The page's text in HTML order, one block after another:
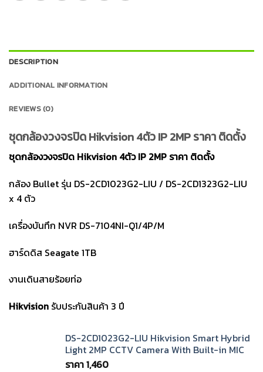
DESCRIPTION
ADDITIONAL INFORMATION
REVIEWS (0)
ชุดกล้องวงจรปิด Hikvision 4ตัว IP 2MP ราคา ติดตั้ง
ชุดกล้องวงจรปิด Hikvision 4ตัว IP 2MP ราคา ติดตั้ง
กล้อง Bullet รุ่น DS-2CD1023G2-LIU / DS-2CD1323G2-LIU
x 4 ตัว
เครื่องบันทึก NVR DS-7104NI-Q1/4P/M
ฮาร์ดดิส Seagate 1TB
งานเดินสายร้อยท่อ
Hikvision รับประกันสินค้า 3 ปี
DS-2CD1023G2-LIU Hikvision Smart Hybrid
Light 2MP CCTV Camera With Built-in MIC
ราคา1,460